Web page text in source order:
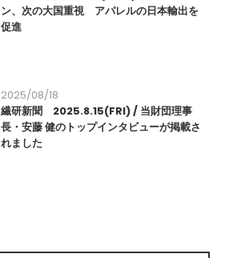
ン、次の大国重視 アパレルの日本輸出を
促進
2025/08/18
繊研新聞 2025.8.15(FRI) / 当財団理事
長・安藤 健のトップインタビューが掲載さ
れました